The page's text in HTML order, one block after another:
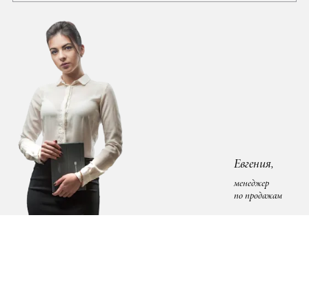
Евгения,
менеджер
по продажам